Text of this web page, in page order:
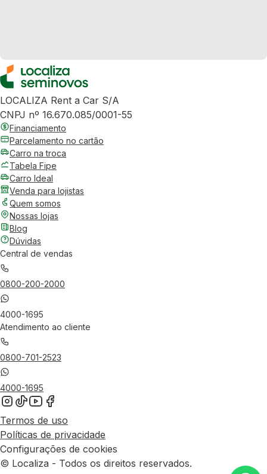
LOCALIZA Rent a Car S/A
CNPJ nº 16.670.085/0001-55
Financiamento
Parcelamento no cartão
Carro na troca
Tabela Fipe
Carro Ideal
Venda para lojistas
Quem somos
Nossas lojas
Blog
Dúvidas
Central de vendas
0800-200-2000
4000-1695
Atendimento ao cliente
0800-701-2523
4000-1695
Termos de uso
Políticas de privacidade
Configurações de cookies
© Localiza - Todos os direitos reservados.